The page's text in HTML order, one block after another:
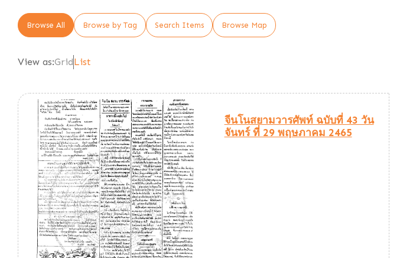
Browse All Browse by Tag Search Items Browse Map
View as:GridList
จีนโนสยามวารศัพท์ ฉบับที่ 43 วัน
จันทร์ ที่ 29 พฤษภาคม 2465